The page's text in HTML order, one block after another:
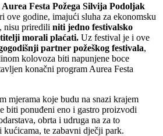
Festa Požega Silvija Podoljak
ove godine, imajući sluha za ekonomsku
nisu priredili niti jedno festivalsko
morali plaćati. Uz festival je i ove
partner požeškog festivala,
kolovoza biti napunjene boce
konačni program Aurea Festa
mjerama koje budu na snazi krajem
biti ponuđeni eno i gastro proizvodi
obrta i udruga na za to
te zabavni dječji park.